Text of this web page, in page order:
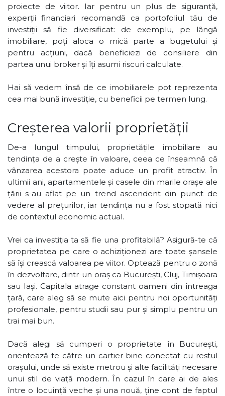
proiecte de viitor. Iar pentru un plus de siguranță,
experții financiari recomandă ca portofoliul tău de
investiții să fie diversificat: de exemplu, pe lângă
imobiliare, poți aloca o mică parte a bugetului și
pentru acțiuni, dacă beneficiezi de consiliere din
partea unui broker și îți asumi riscuri calculate.
Hai să vedem însă de ce imobiliarele pot reprezenta
cea mai bună investiție, cu beneficii pe termen lung.
Creșterea valorii proprietății
De-a lungul timpului, proprietățile imobiliare au
tendința de a crește în valoare, ceea ce înseamnă că
vânzarea acestora poate aduce un profit atractiv. În
ultimii ani, apartamentele și casele din marile orașe ale
țării s-au aflat pe un trend ascendent din punct de
vedere al prețurilor, iar tendința nu a fost stopată nici
de contextul economic actual.
Vrei ca investiția ta să fie una profitabilă? Asigură-te că
proprietatea pe care o achiziționezi are toate șansele
să își crească valoarea pe viitor. Optează pentru o zonă
în dezvoltare, dintr-un oraș ca București, Cluj, Timișoara
sau Iași. Capitala atrage constant oameni din întreaga
țară, care aleg să se mute aici pentru noi oportunități
profesionale, pentru studii sau pur și simplu pentru un
trai mai bun.
Dacă alegi să cumperi o proprietate în București,
orientează-te către un cartier bine conectat cu restul
orașului, unde să existe metrou și alte facilități necesare
unui stil de viață modern. În cazul în care ai de ales
între o locuință veche și una nouă, ține cont de faptul